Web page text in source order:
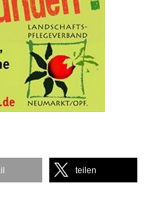
teilen